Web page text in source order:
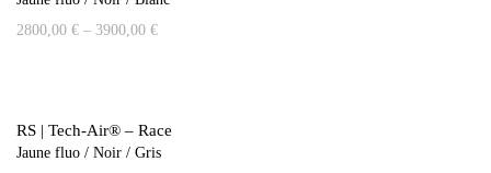
2800,00 €– 3900,00 €
RS | Tech-Air® – Race
Jaune fluo / Noir / Gris